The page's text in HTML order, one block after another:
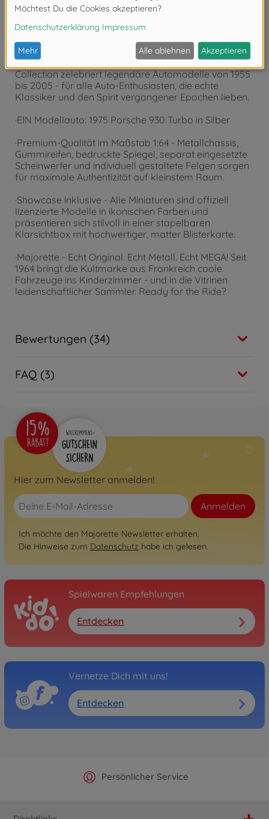
Produktdetails
·Ikonen der Automobilgeschichte - Die Majorette
Collection zelebriert legendäre Automodelle von 1955
bis 2005 - für alle Auto-Enthusiasten, die echte
Klassiker und den Spirit vergangener Epochen lieben.
·EIN Modellauto: 1975 Porsche 930 Turbo in Silber
·Premium-Qualität im Maßstab 1:64 - Metallchassis,
Gummireifen, bedruckte Spiegel, separat eingesetzte
Scheinwerfer und individuell gestaltete Felgen sorgen
für maximale Authentizität auf kleinstem Raum.
·Showcase inklusive - Alle Miniaturen sind offiziell
lizenzierte Modelle in ikonischen Farben und
präsentieren sich stilvoll in einer stapelbaren
Klarsichtbox mit hochwertiger, matter Blisterkarte.
·Majorette - Echt Original. Echt Metall. Echt MEGA! Seit
1964 bringt die Kultmarke aus Frankreich coole
Fahrzeuge ins Kinderzimmer - und in die Vitrinen
leidenschaftlicher Sammler. Ready for the Ride?
Bewertungen (34)
FAQ (3)
Hier zum Newsletter anmelden!
Anmelden
Ich möchte den Majorette Newsletter erhalten.
Die Hinweise zum Datenschutz habe ich gelesen.
Spielwaren Empfehlungen
Entdecken
Vernetze Dich mit uns!
Entdecken
Offizieller Hersteller Shop
Persönlicher Service
Versandkostenfrei ab 25€
Schnelle Lieferung